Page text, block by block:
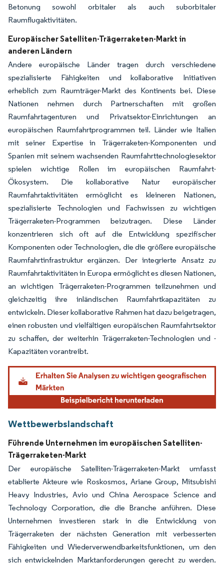
Betonung sowohl orbitaler als auch suborbitaler
Raumflugaktivitäten.
Europäischer Satelliten-Trägerraketen-Markt in
anderen Ländern
Andere europäische Länder tragen durch verschiedene
spezialisierte Fähigkeiten und kollaborative Initiativen
erheblich zum Raumträger-Markt des Kontinents bei. Diese
Nationen nehmen durch Partnerschaften mit großen
Raumfahrtagenturen und Privatsektor-Einrichtungen an
europäischen Raumfahrtprogrammen teil. Länder wie Italien
mit seiner Expertise in Trägerraketen-Komponenten und
Spanien mit seinem wachsenden Raumfahrttechnologiesektor
spielen wichtige Rollen im europäischen Raumfahrt-
Ökosystem. Die kollaborative Natur europäischer
Raumfahrtaktivitäten ermöglicht es kleineren Nationen,
spezialisierte Technologien und Fachwissen zu wichtigen
Trägerraketen-Programmen beizutragen. Diese Länder
konzentrieren sich oft auf die Entwicklung spezifischer
Komponenten oder Technologien, die die größere europäische
Raumfahrtinfrastruktur ergänzen. Der integrierte Ansatz zu
Raumfahrtaktivitäten in Europa ermöglicht es diesen Nationen,
an wichtigen Trägerraketen-Programmen teilzunehmen und
gleichzeitig ihre inländischen Raumfahrtkapazitäten zu
entwickeln. Dieser kollaborative Rahmen hat dazu beigetragen,
einen robusten und vielfältigen europäischen Raumfahrtsektor
zu schaffen, der weiterhin Trägerraketen-Technologien und -
Kapazitäten vorantreibt.
Wettbewerbslandschaft
Führende Unternehmen im europäischen Satelliten-
Trägerraketen-Markt
Der europäische Satelliten-Trägerraketen-Markt umfasst
etablierte Akteure wie Roskosmos, Ariane Group, Mitsubishi
Heavy Industries, Avio und China Aerospace Science and
Technology Corporation, die die Branche anführen. Diese
Unternehmen investieren stark in die Entwicklung von
Trägerraketen der nächsten Generation mit verbesserten
Fähigkeiten und Wiederverwendbarkeitsfunktionen, um den
sich entwickelnden Marktanforderungen gerecht zu werden.